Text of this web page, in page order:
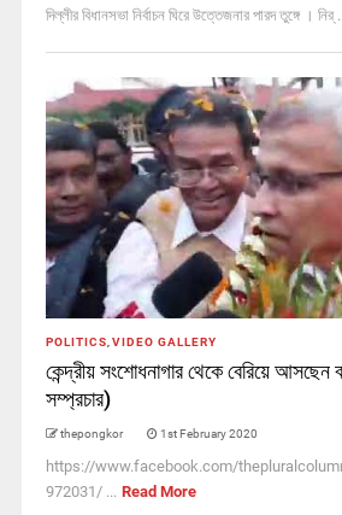
দিল্লীর বিধানসভা নির্বাচন ঘিরে উত্তেজনার পারদ তুঙ্গে । নির্
POLITICS VIDEO GALLERY
কেন্দ্রীয় সংশোধনাগার থেকে বেরিয়ে আসছেন
সম্প্রচার)
thepongkor 1st February 2020
https://www.facebook.com/
972031/ ... Read More